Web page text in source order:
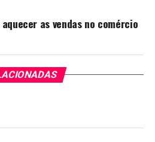
aquecer as vendas no comércio